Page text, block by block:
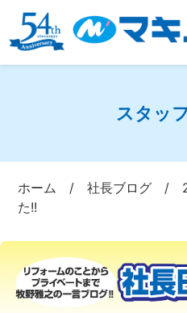
スタッ
ホーム /社長ブログ /
た!!